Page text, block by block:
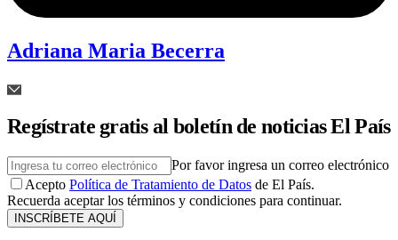
Adriana Maria Becerra
Regístrate gratis al boletín de noticias El País
Por favor ingresa un correo electrónico
Acepto Política de Tratamiento de Datos de El País.
Recuerda aceptar los términos y condiciones para continuar.
INSCRÍBETE AQUÍ